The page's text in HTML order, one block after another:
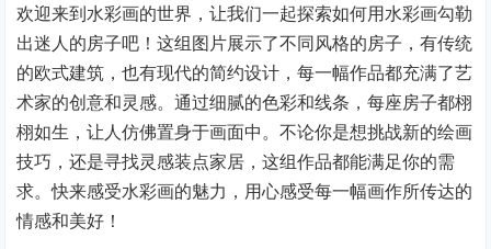
欢迎来到水彩画的世界，让我们一起探索如何用水彩画勾勒
出迷人的房子吧！这组图片展示了不同风格的房子，有传统
的欧式建筑，也有现代的简约设计，每一幅作品都充满了艺
术家的创意和灵感。通过细腻的色彩和线条，每座房子都栩
栩如生，让人仿佛置身于画面中。不论你是想挑战新的绘画
技巧，还是寻找灵感装点家居，这组作品都能满足你的需
求。快来感受水彩画的魅力，用心感受每一幅画作所传达的
情感和美好！